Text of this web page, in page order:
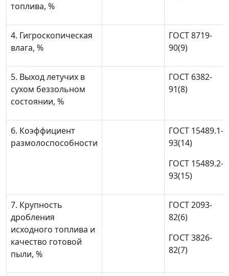
топлива, %
4. Гигроскопическая
влага, %
ГОСТ 8719-
90(9)
5. Выход летучих в
сухом беззольном
состоянии, %
ГОСТ 6382-
91(8)
6. Коэффициент
размолоспособности
ГОСТ 15489.1-
93(14)
ГОСТ 15489.2-
93(15)
7. Крупность
дробления
исходного топлива и
качество готовой
пыли, %
ГОСТ 2093-
82(6)
ГОСТ 3826-
82(7)